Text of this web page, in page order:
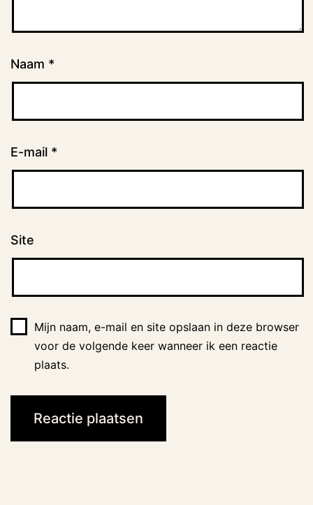
Naam *
E-mail *
Site
Mijn naam, e-mail en site opslaan in deze browser
voor de volgende keer wanneer ik een reactie
plaats.